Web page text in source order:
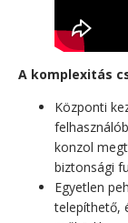
A komplexitás
Központi
konzol
biztonsági
Egyetlen
telepíthető,